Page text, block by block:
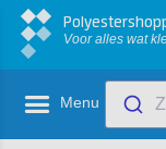
Voor alles wat
Menu